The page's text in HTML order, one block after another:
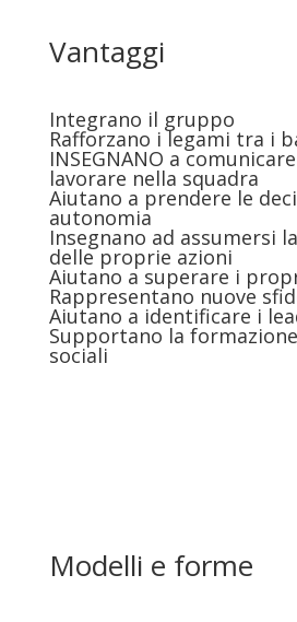
Vantaggi
Integrano il gruppo
Rafforzano i legami tra i
INSEGNANO a
lavorare nella squadra
Aiutano a prendere le
autonomia
Insegnano ad assumersi
delle proprie azioni
Aiutano a superare i
Rappresentano nuove
Aiutano a identificare i
Supportano la
sociali
Modelli e forme